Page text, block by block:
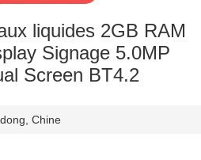
liquides 2GB RAM
Signage 5.0MP
Screen BT4.2
Chine